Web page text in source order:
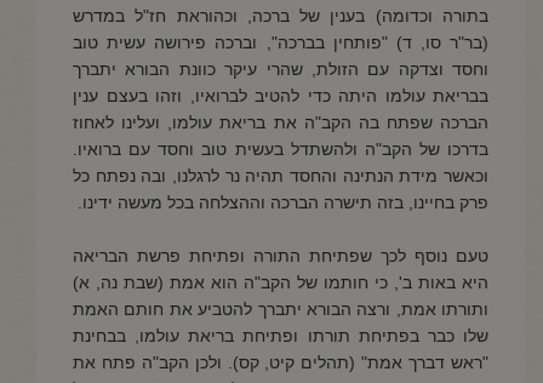
בתורה וכדומה) בענין של ברכה, וכהוראת חז"ל במדרש
(בר"ר סו, ד) "פותחין בברכה", וברכה פירושה עשית טוב
וחסד וצדקה עם הזולת, שהרי עיקר כוונת הבורא יתברך
בבריאת עולמו היתה כדי להטיב לברואיו, וזהו בעצם ענין
הברכה שפתח בה הקב"ה את בריאת עולמו, ועלינו לאחוז
בדרכו של הקב"ה ולהשתדל בעשית טוב וחסד עם ברואיו.
וכאשר מידת הנתינה והחסד תהיה נר לרגלנו, ובה נפתח כל
פרק בחיינו, בזה תישרה הברכה וההצלחה בכל מעשה ידינו.
טעם נוסף לכך שפתיחת התורה ופתיחת פרשת הבריאה
היא באות ב', כי חותמו של הקב"ה הוא אמת (שבת נה, א)
ותורתו אמת, ורצה הבורא יתברך להטביע את חותם האמת
שלו כבר בפתיחת תורתו ופתיחת בריאת עולמו, בבחינת
"ראש דברך אמת" (תהלים קיט, קס). ולכן הקב"ה פתח את